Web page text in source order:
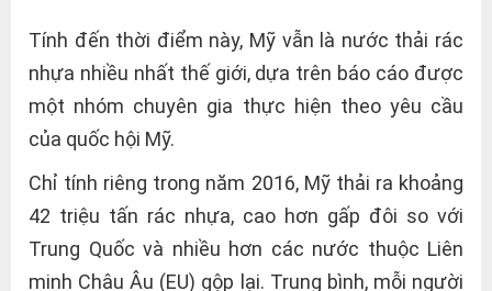
Tính đến thời điểm này, Mỹ vẫn là nước thải rác
nhựa nhiều nhất thế giới, dựa trên báo cáo được
một nhóm chuyên gia thực hiện theo yêu cầu
của quốc hội Mỹ.
Chỉ tính riêng trong năm 2016, Mỹ thải ra khoảng
42 triệu tấn rác nhựa, cao hơn gấp đôi so với
Trung Quốc và nhiều hơn các nước thuộc Liên
minh Châu Âu (EU) gộp lại. Trung bình, mỗi người